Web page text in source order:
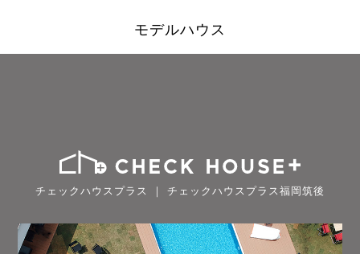
モデルハウス
チェックハウスプラス ｜ チェックハウスプラス福岡筑後